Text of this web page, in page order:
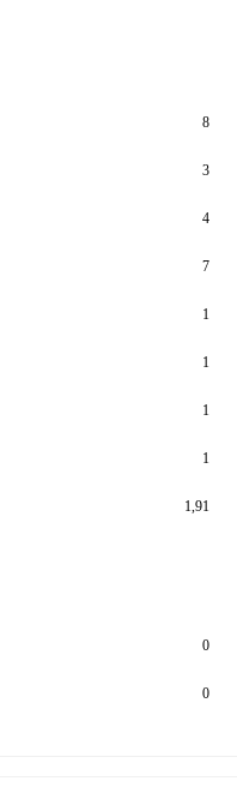
8
3
4
7
1
1
1
1
1,91
0
0